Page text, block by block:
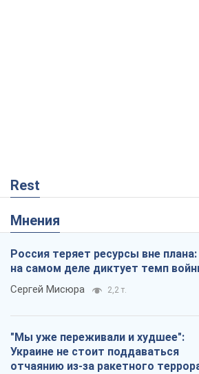
Rest
Мнения
Россия теряет ресурсы вне
на самом деле диктует темп
Сергей Мисюра 2,2 т.
"Мы уже переживали и худшее":
Украине не стоит поддаваться
отчаянию из-за ракетного